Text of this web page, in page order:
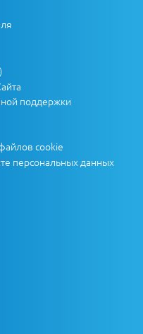
поддержки
cookie
персональных данных